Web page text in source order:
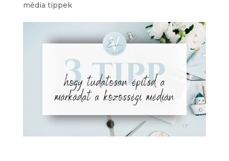
média tippek